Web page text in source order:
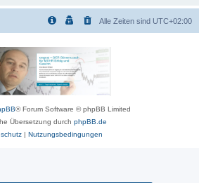
Alle Zeiten sind UTC+02:00
® Forum Software © phpBB Limited
Übersetzung durch phpBB.de
| Nutzungsbedingungen